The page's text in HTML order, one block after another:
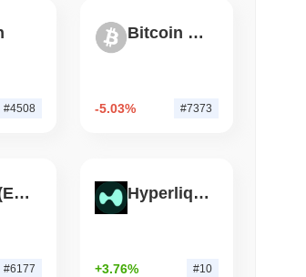
ビットコインウォレットを
#4508
Bitcoin Silver
-5.03% #7373
eHEX (Ethereum)
#6177
Hyperliquid
+3.76% #10